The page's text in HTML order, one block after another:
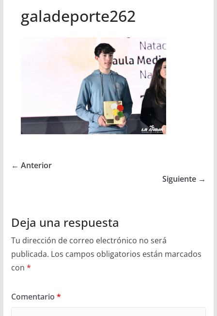
galadeporte262
← Anterior
Siguiente →
Deja una respuesta
Tu dirección de correo electrónico no será
publicada. Los campos obligatorios están marcados
con *
Comentario *